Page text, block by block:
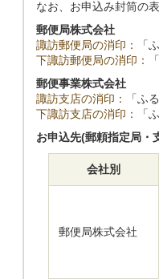
なお、お申込み封筒の
郵便局株式会社
諏訪郵便局の消印：
「
下諏訪郵便局の消印：
郵便事業株式会社
諏訪支店の消印：
「ふ
下諏訪支店の消印：
「
お申込先(郵頼指定局・
会社別
郵便局株式会社